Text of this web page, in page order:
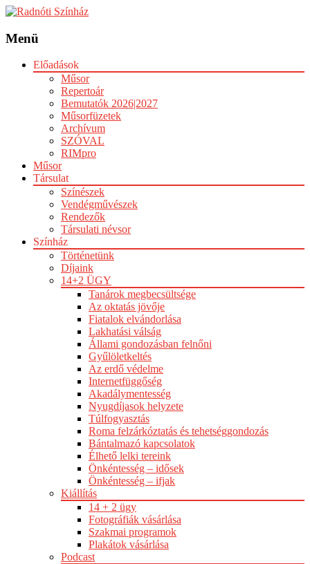
Menü
Előadások
Műsor
Repertoár
Bemutatók 2026|2027
Műsorfüzetek
Archívum
SZÓVAL
RIMpro
Műsor
Társulat
Színészek
Vendégművészek
Rendezők
Társulati névsor
Színház
Történetünk
Díjaink
14+2 ÜGY
Tanárok megbecsültsége
Az oktatás jövője
Fiatalok elvándorlása
Lakhatási válság
Állami gondozásban felnőni
Gyűlöletkeltés
Az erdő védelme
Internetfüggőség
Akadálymentesség
Nyugdíjasok helyzete
Túlfogyasztás
Roma felzárkóztatás és tehetséggondozás
Bántalmazó kapcsolatok
Élhető lelki tereink
Önkéntesség – idősek
Önkéntesség – ifjak
Kiállítás
14 + 2 ügy
Fotográfiák vásárlása
Szakmai programok
Plakátok vásárlása
Podcast